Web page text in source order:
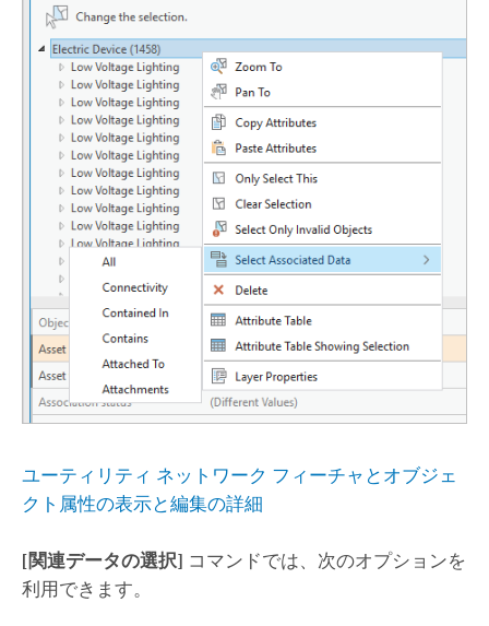
ユーティリティ ネットワーク フィーチャとオブジェ
クト属性の表示と編集の詳細
[関連データの選択] コマンドでは、次のオプションを
利用できます。